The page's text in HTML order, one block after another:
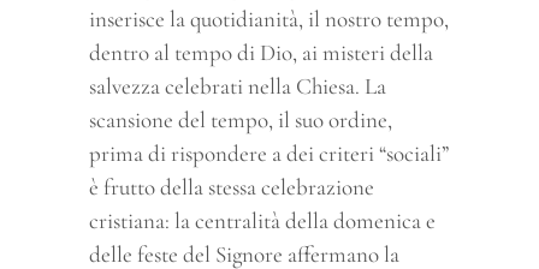
inserisce la quotidianità, il nostro tempo,
dentro al tempo di Dio, ai misteri della
salvezza celebrati nella Chiesa. La
scansione del tempo, il suo ordine,
prima di rispondere a dei criteri “sociali”
è frutto della stessa celebrazione
cristiana: la centralità della domenica e
delle feste del Signore affermano la